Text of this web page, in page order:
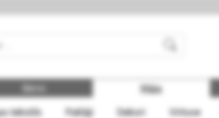
Māja
tekstils Paklāji Dekori Virtuve